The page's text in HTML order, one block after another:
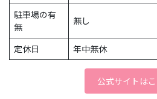
駐車場の有
無
無し
定休日 年中無休
公式サイトは